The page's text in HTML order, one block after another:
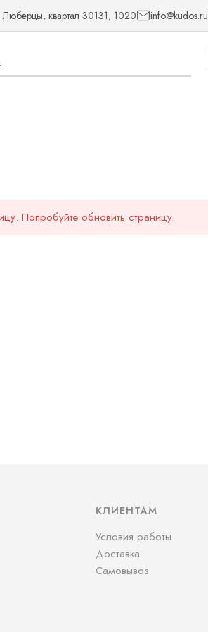
Люберцы, квартал 30131, 1020 info@kudos.ru
Попробуйте обновить страницу.
КЛИЕНТАМ
Условия работы
Доставка
Самовывоз